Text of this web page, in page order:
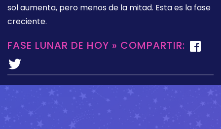
sol aumenta, pero menos de la mitad. Esta es la fase
creciente.
FASE LUNAR DE HOY » COMPARTIR: